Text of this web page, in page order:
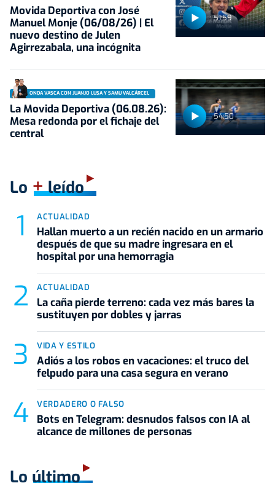
51:59
Movida Deportiva con José
Manuel Monje (06/08/26) | El
nuevo destino de Julen
Agirrezabala, una incógnita
54:50
ONDA VASCA CON JUANJO LUSA Y SAMU VALCÁRCEL
La Movida Deportiva (06.08.26):
Mesa redonda por el fichaje del
central
Lo +leído
ACTUALIDAD
Hallan muerto a un recién nacido en un armario
después de que su madre ingresara en el
hospital por una hemorragia
ACTUALIDAD
La caña pierde terreno: cada vez más bares la
sustituyen por dobles y jarras
VIDA Y ESTILO
Adiós a los robos en vacaciones: el truco del
felpudo para una casa segura en verano
VERDADERO O FALSO
Bots en Telegram: desnudos falsos con IA al
alcance de millones de personas
Lo último